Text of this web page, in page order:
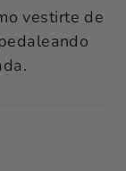
vestirte de